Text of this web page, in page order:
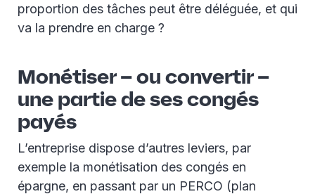
proportion des tâches peut être déléguée, et qui
va la prendre en charge ?
Monétiser – ou convertir –
une partie de ses congés
payés
L’entreprise dispose d’autres leviers, par
exemple la monétisation des congés en
épargne, en passant par un PERCO (plan